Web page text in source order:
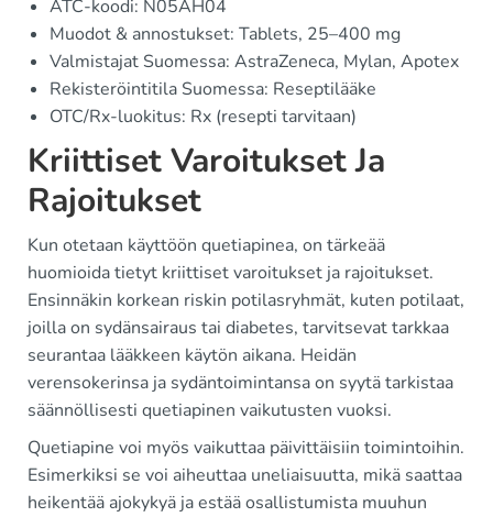
ATC-koodi: N05AH04
Muodot & annostukset: Tablets, 25–400 mg
Valmistajat Suomessa: AstraZeneca, Mylan, Apotex
Rekisteröintitila Suomessa: Reseptilääke
OTC/Rx-luokitus: Rx (resepti tarvitaan)
Kriittiset Varoitukset Ja
Rajoitukset
Kun otetaan käyttöön quetiapinea, on tärkeää
huomioida tietyt kriittiset varoitukset ja rajoitukset.
Ensinnäkin korkean riskin potilasryhmät, kuten potilaat,
joilla on sydänsairaus tai diabetes, tarvitsevat tarkkaa
seurantaa lääkkeen käytön aikana. Heidän
verensokerinsa ja sydäntoimintansa on syytä tarkistaa
säännöllisesti quetiapinen vaikutusten vuoksi.
Quetiapine voi myös vaikuttaa päivittäisiin toimintoihin.
Esimerkiksi se voi aiheuttaa uneliaisuutta, mikä saattaa
heikentää ajokykyä ja estää osallistumista muuhun